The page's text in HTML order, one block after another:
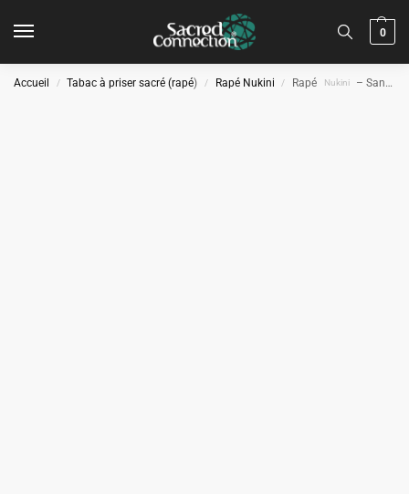
0
Accueil / Tabac à priser sacré (rapé) / Rapé Nukini / Rapé Nukini – Sansara